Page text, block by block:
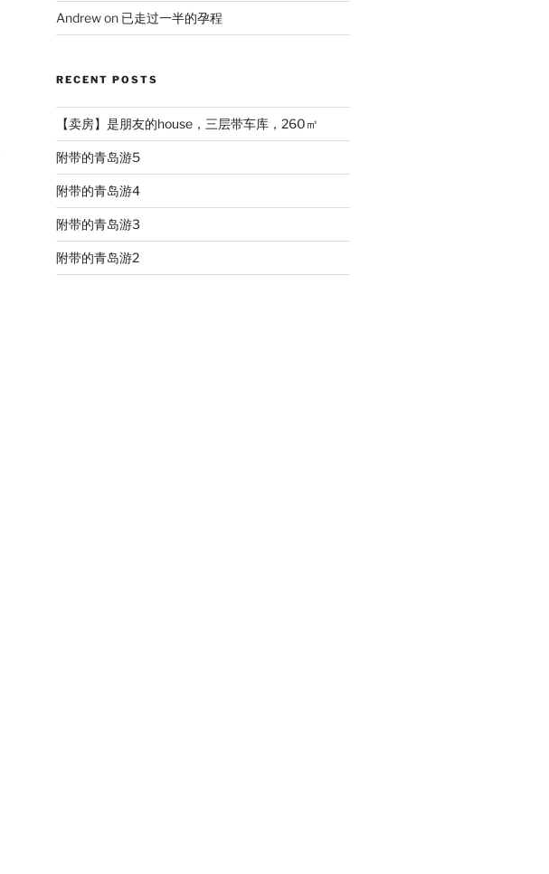
Andrewon 已走过一半的孕程
RECENT POSTS
【卖房】是朋友的house，三层带车库，260㎡
附带的青岛游5
附带的青岛游4
附带的青岛游3
附带的青岛游2